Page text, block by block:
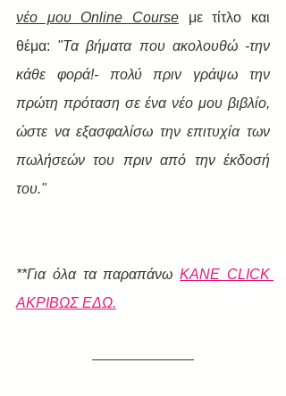
νέο μου Online Course με τίτλο και
θέμα: "Τα βήματα που ακολουθώ -την
κάθε φορά!- πολύ πριν γράψω την
πρώτη πρόταση σε ένα νέο μου βιβλίο,
ώστε να εξασφαλίσω την επιτυχία των
πωλήσεών του πριν από την έκδοσή
του."
​**Για όλα τα παραπάνω ΚΑΝΕ CLICK
ΑΚΡΙΒΩΣ ΕΔΩ.